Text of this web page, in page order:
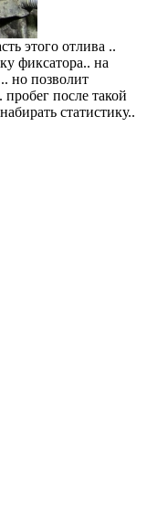
этого отлива ..
фиксатора.. на
но позволит
после такой
статистику..